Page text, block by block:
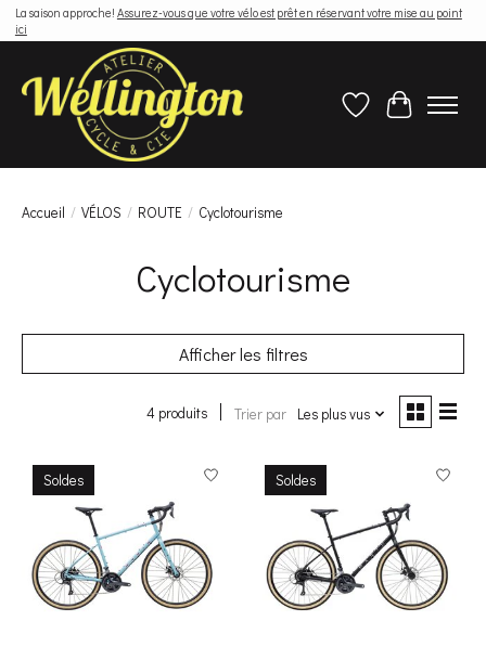
La saison approche! Assurez-vous que votre vélo est prêt en réservant votre mise au point
ici
Liste de souhaits
Panier
Accueil / VÉLOS / ROUTE / Cyclotourisme
Cyclotourisme
Afficher les filtres
4 produits Trier par Les plus vus
Soldes Soldes